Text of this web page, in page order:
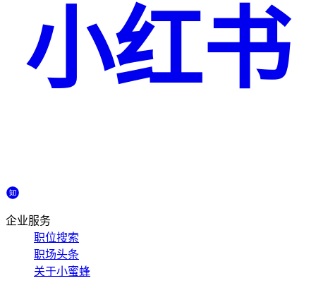
小红书
企业服务
职位搜索
职场头条
关于小蜜蜂